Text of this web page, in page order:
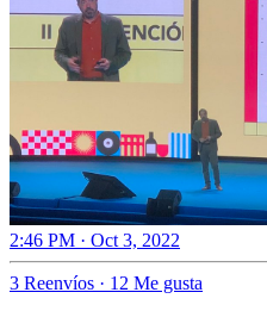
2:46 PM · Oct 3, 2022
3 Reenvíos · 12 Me gusta